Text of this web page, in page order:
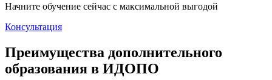
Начните обучение сейчас с максимальной выгодой
Консультация
Преимущества дополнительного
образования в ИДОПО